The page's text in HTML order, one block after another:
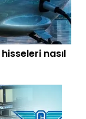
nasıl